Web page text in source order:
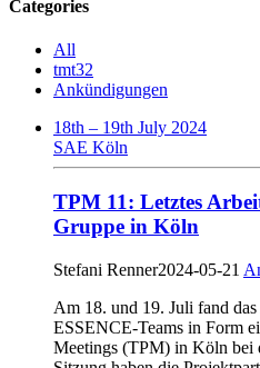
Categories
All
tmt32
Ankündigungen
18th – 19th July 2024
SAE Köln
TPM 11: Letztes
Gruppe in Köln
Stefani Renner2024-05-21
Am 18. und 19. Juli fand
ESSENCE-Teams in Form
Meetings (TPM) in Köln bei